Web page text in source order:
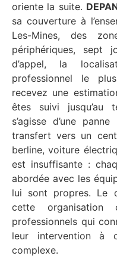
oriente la suite.
sa couverture à
Les-Mines, des
périphériques, sept
d’appel, la
professionnel le
recevez une
êtes suivi jusqu’au
s’agisse d’une
transfert vers un
berline, voiture
est insuffisante :
abordée avec les
lui sont propres. Le
cette
professionnels qui
leur intervention à
complexe.